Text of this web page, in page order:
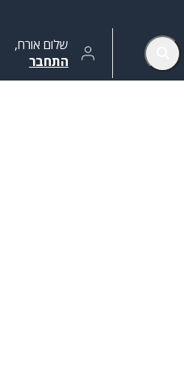
שלום אורח,
התחבר